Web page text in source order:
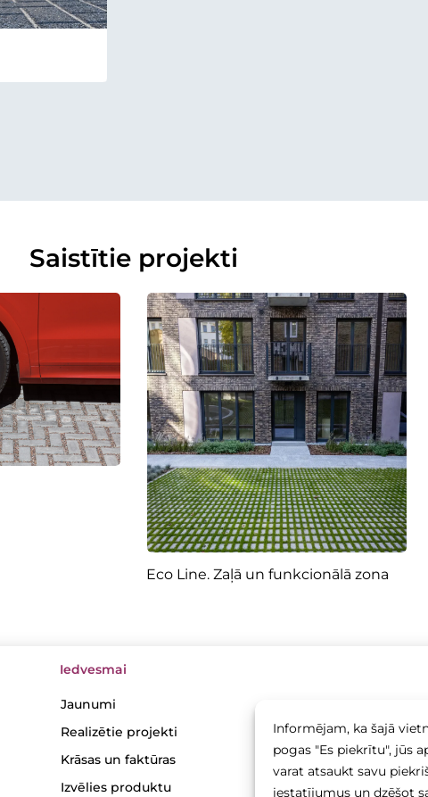
Informējam, ka šajā
pogas "Es piekrītu", jūs
varat atsaukt savu
iestatījumus un dzēšot
Saistītie projekti
Eco Line. Zaļā un funkcionālā zona
Iedvesmai
Jaunumi
Realizētie projekti
Krāsas un faktūras
Izvēlies produktu